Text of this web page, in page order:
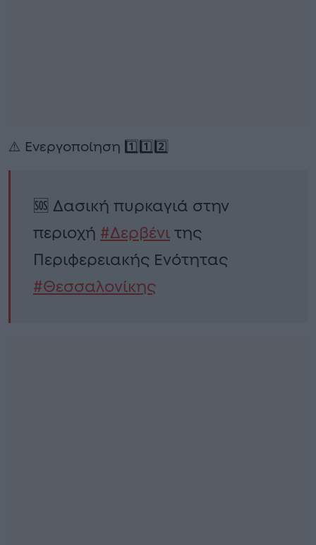
⚠️ Ενεργοποίηση 1️⃣1️⃣2️⃣
🆘 Δασική πυρκαγιά στην
περιοχή #Δερβένι της
Περιφερειακής Ενότητας
#Θεσσαλονίκης